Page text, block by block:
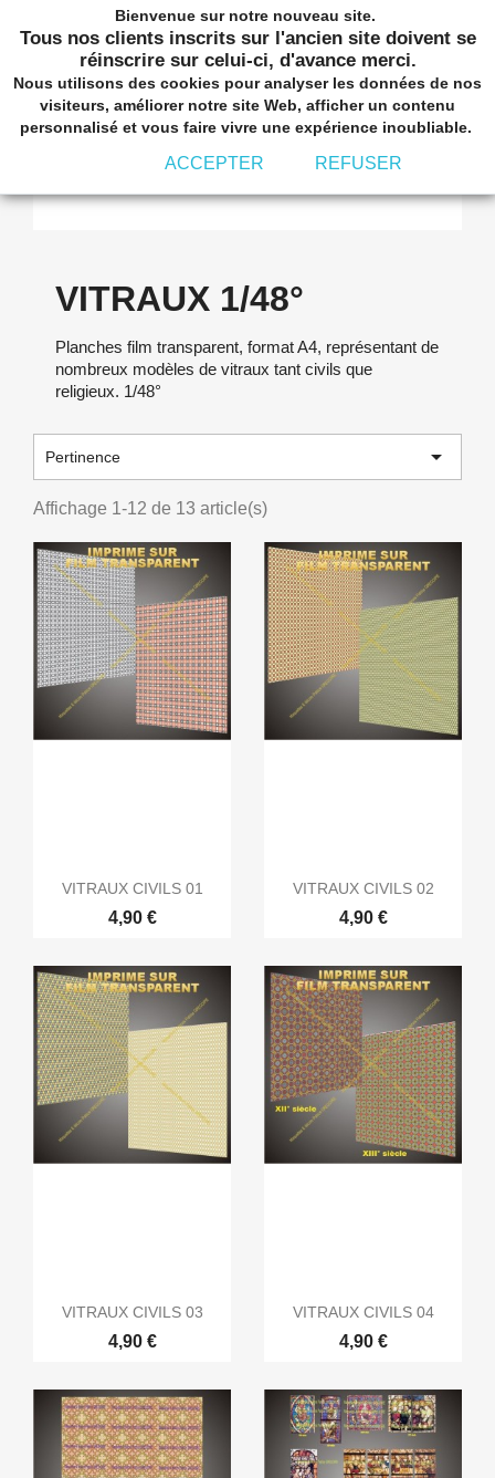
 shopping_cart

VITRAUX 1/48°
VITRAUX 1/48°
Planches film transparent, format A4, représentant de
nombreux modèles de vitraux tant civils que
religieux. 1/48°
Pertinence 
Affichage 1-12 de 13 article(s)
VITRAUX CIVILS 01
4,90 €
VITRAUX CIVILS 02
4,90 €
VITRAUX CIVILS 03
4,90 €
VITRAUX CIVILS 04
4,90 €
Bienvenue sur notre nouveau site.
Tous nos clients inscrits sur l'ancien site doivent se
réinscrire sur celui-ci, d'avance merci.
Nous utilisons des cookies pour analyser les données de nos
visiteurs, améliorer notre site Web, afficher un contenu
personnalisé et vous faire vivre une expérience inoubliable.
ACCEPTER REFUSER